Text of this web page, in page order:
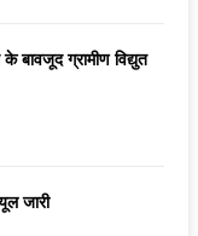
के बावजूद ग्रामीण विद्युत
जारी